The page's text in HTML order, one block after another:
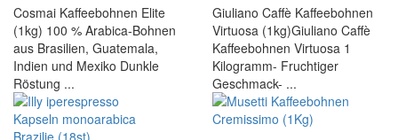
Cosmai Kaffeebohnen Elite
(1kg) 100 % Arabica-Bohnen
aus Brasilien, Guatemala,
Indien und Mexiko Dunkle
Röstung ...
Giuliano Caffè Kaffeebohnen
Virtuosa (1kg)Giuliano Caffè
Kaffeebohnen Virtuosa 1
Kilogramm- Fruchtiger
Geschmack- ...